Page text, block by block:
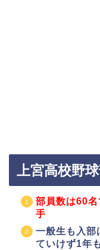
上宮高校野
部員数は60
手
一般生も入部
ていけず1年